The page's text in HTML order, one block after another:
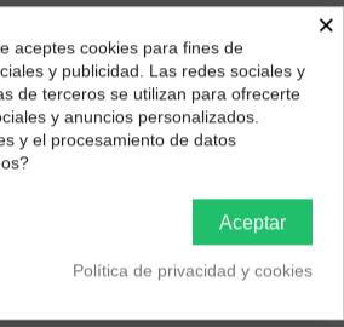
Redmi Buds 8 Active
recibir tu pedido?
para mostrarte los precios e
correctos para tu región.
×
aceptes cookies para fines de
y publicidad. Las redes sociales y
de terceros se utilizan para ofrecerte
y anuncios personalizados.
y el procesamiento de datos
Aceptar
Política de privacidad y cookies